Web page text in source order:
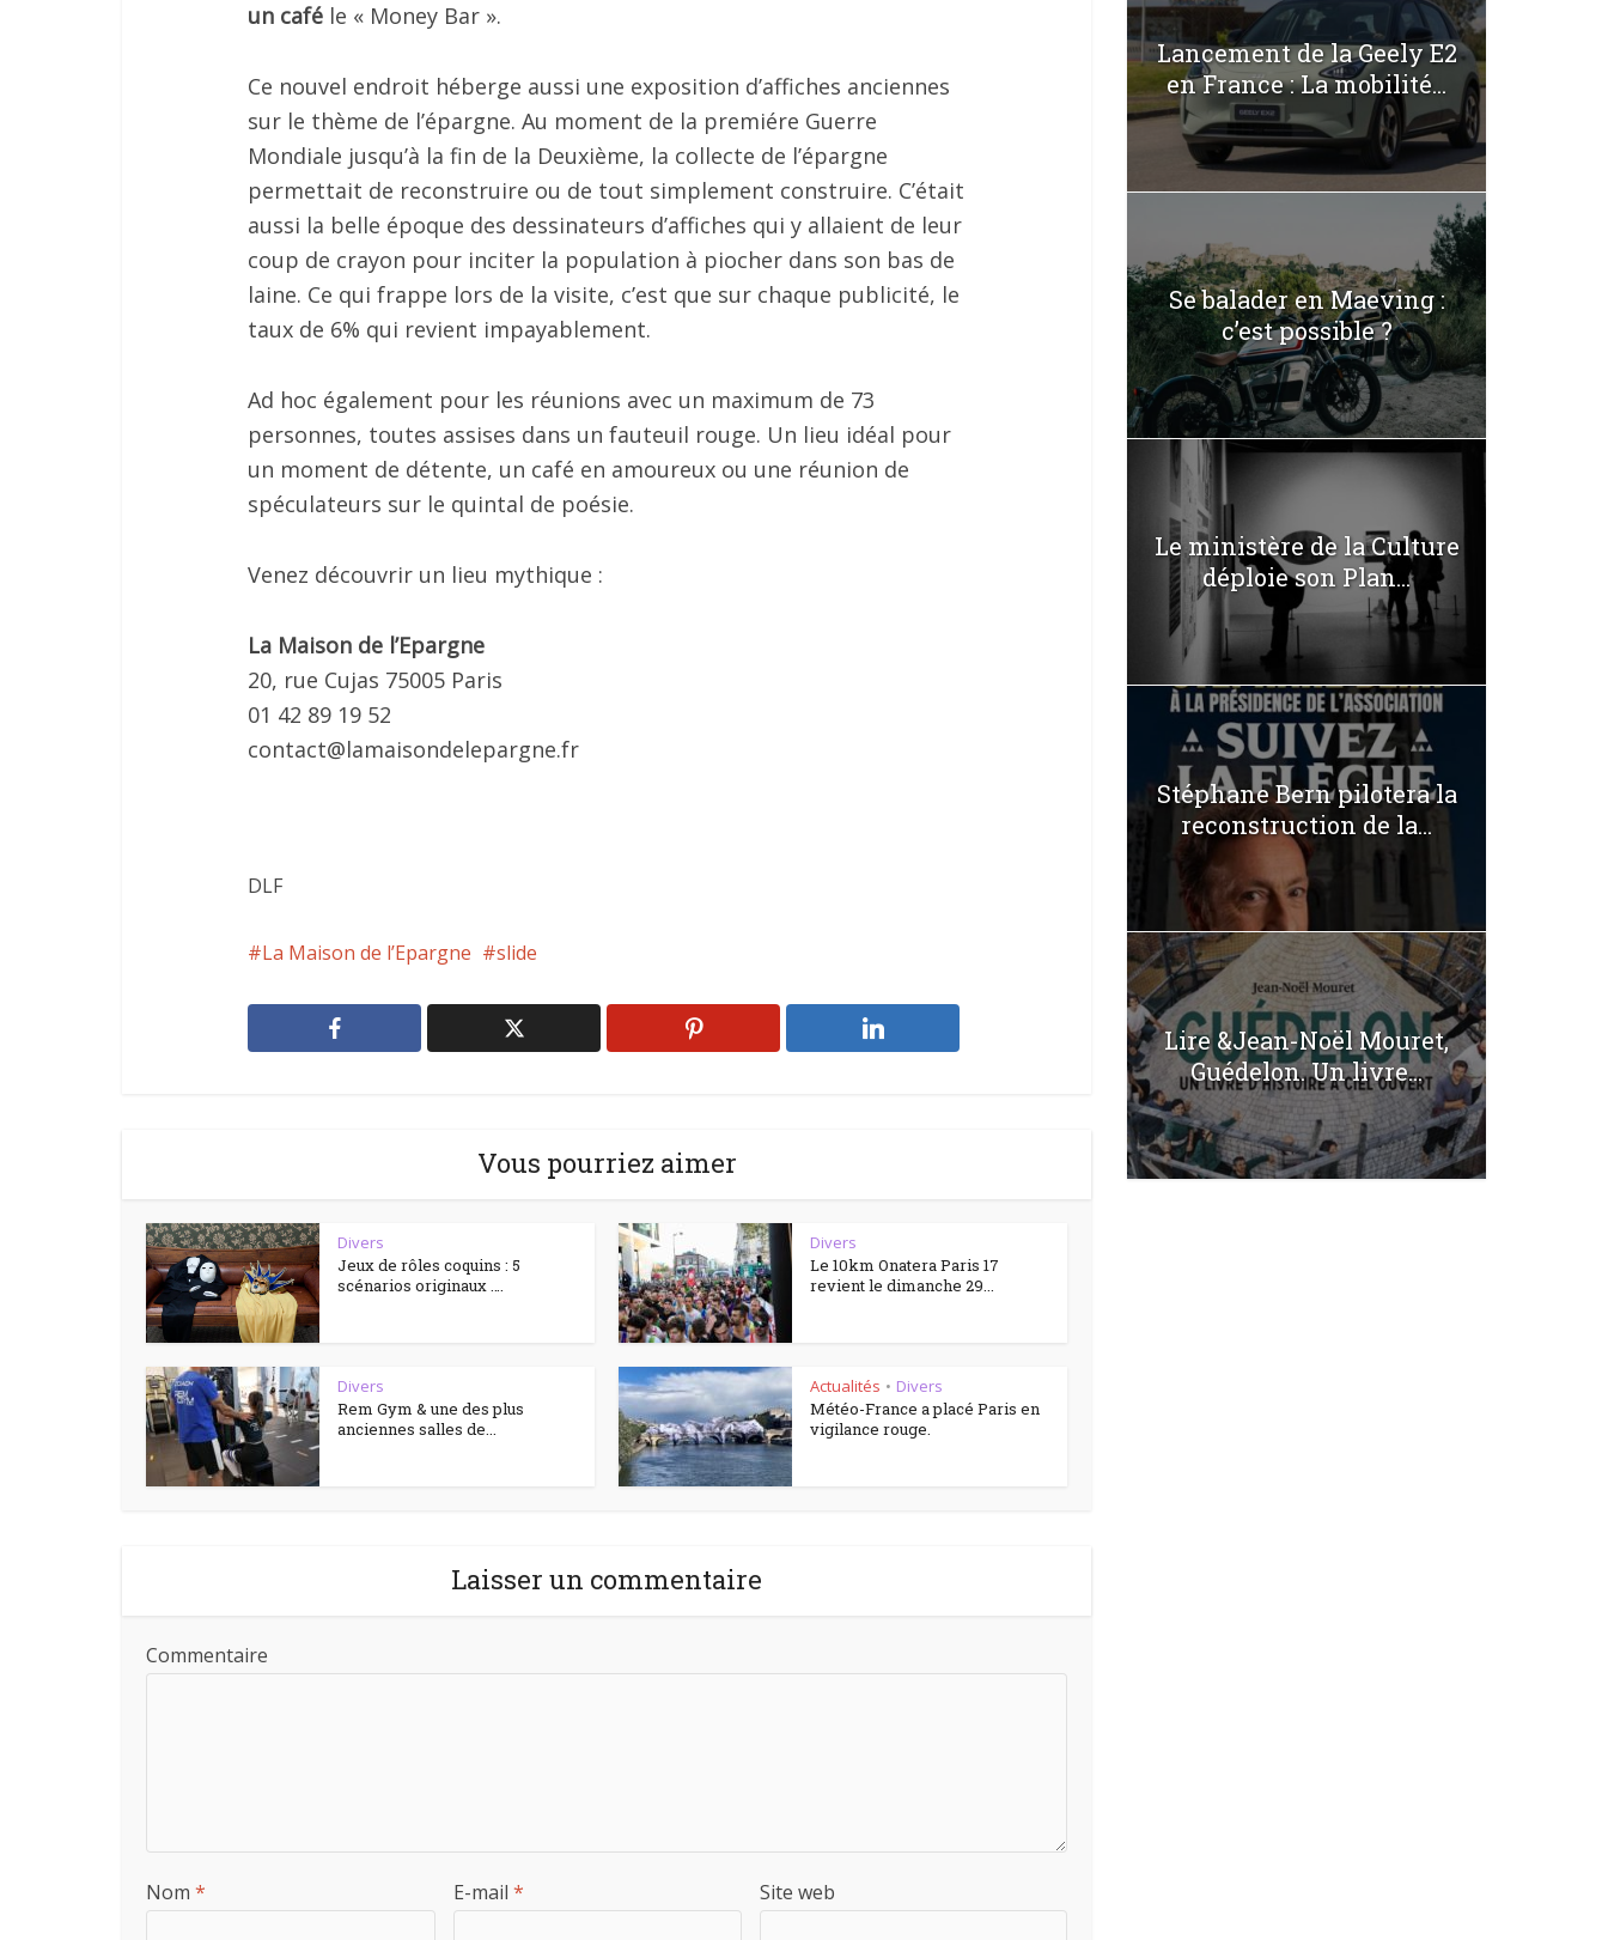
un café le « Money Bar ».
Ce nouvel endroit héberge aussi une exposition d’affiches anciennes
sur le thème de l’épargne. Au moment de la premiére Guerre
Mondiale jusqu’à la fin de la Deuxième, la collecte de l’épargne
permettait de reconstruire ou de tout simplement construire. C’était
aussi la belle époque des dessinateurs d’affiches qui y allaient de leur
coup de crayon pour inciter la population à piocher dans son bas de
laine. Ce qui frappe lors de la visite, c’est que sur chaque publicité, le
taux de 6% qui revient impayablement.
Ad hoc également pour les réunions avec un maximum de 73
personnes, toutes assises dans un fauteuil rouge. Un lieu idéal pour
un moment de détente, un café en amoureux ou une réunion de
spéculateurs sur le quintal de poésie.
Venez découvrir un lieu mythique :
La Maison de l’Epargne
20, rue Cujas 75005 Paris
01 42 89 19 52
contact@lamaisondelepargne.fr
DLF
La Maison de l’Epargne slide
Vous pourriez aimer
Divers
Jeux de rôles coquins : 5
scénarios originaux ….
Divers
Le 10km Onatera Paris 17
revient le dimanche 29...
Divers
Rem Gym & une des plus
anciennes salles de...
Actualités • Divers
Météo-France a placé Paris en
vigilance rouge.
Laisser un commentaire
Commentaire
Nom * E-mail * Site web
Lancement de la Geely E2
en France : La mobilité...
Se balader en Maeving :
c’est possible ?
Le ministère de la Culture
déploie son Plan...
Stéphane Bern pilotera la
reconstruction de la...
Lire &Jean-Noël Mouret,
Guédelon. Un livre...